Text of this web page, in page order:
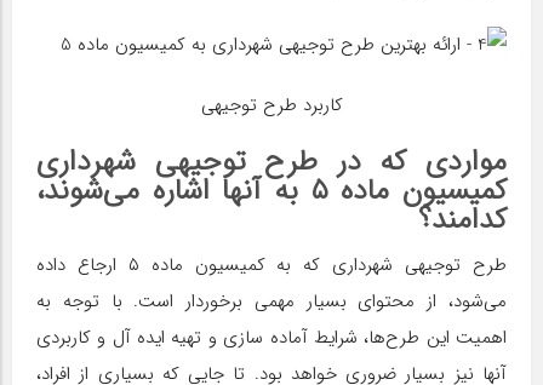
کاربرد طرح توجیهی
مواردی که در طرح توجیهی شهرداری
کمیسیون ماده ۵ به آنها اشاره می‌شوند،
کدامند؟
طرح توجیهی شهرداری که به کمیسیون ماده ۵ ارجاع داده
می‌شود، از محتوای بسیار مهمی برخوردار است. با توجه به
اهمیت این طرح‌ها، شرایط آماده سازی و تهیه ایده آل و کاربردی
آنها نیز بسیار ضروری خواهد بود. تا جایی که بسیاری از افراد،